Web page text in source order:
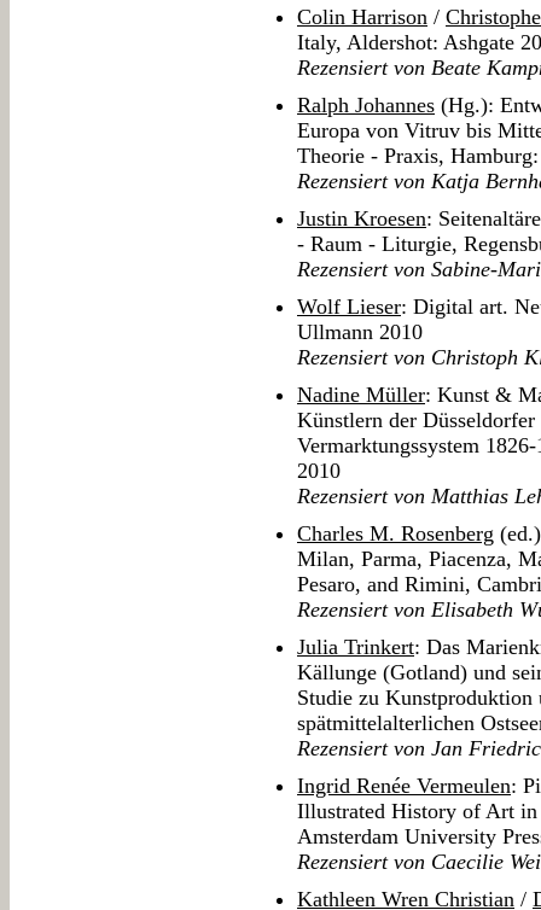
Colin Harrison /
Italy, Aldershot: Ashgate
Rezensiert von Beate
Ralph Johannes (Hg.):
Europa von Vitruv bis
Theorie - Praxis,
Rezensiert von Katja
Justin Kroesen:
- Raum - Liturgie,
Rezensiert von Sabine-
Wolf Lieser: Digital art.
Ullmann 2010
Rezensiert von Christoph
Nadine Müller: Kunst &
Künstlern der
Vermarktungssystem
2010
Rezensiert von Matthias
Charles M. Rosenberg
Milan, Parma, Piacenza,
Pesaro, and Rimini,
Rezensiert von Elisabeth
Julia Trinkert: Das
Källunge (Gotland) und
Studie zu
spätmittelalterlichen
Rezensiert von Jan
Ingrid Renée Vermeulen:
Illustrated History of Art in
Amsterdam University
Rezensiert von Caecilie
Kathleen Wren Christian /